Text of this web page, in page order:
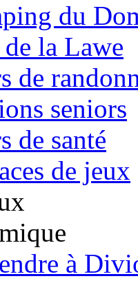
du
la Lawe
de
seniors
de santé
de jeux
à